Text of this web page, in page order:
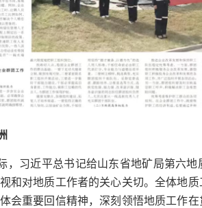
频词搜索：
索2022地大信息
索2022地大信息
索2022地大信息
，习近平总书记给山东省地矿局第六
和对地质工作者的关心关切。全体地
会重要回信精神，深刻领悟地质工作